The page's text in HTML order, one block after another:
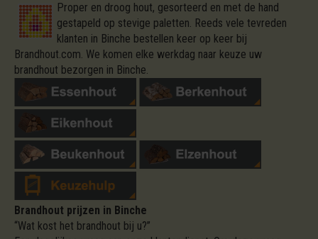
Proper en droog hout, gesorteerd en met de hand
gestapeld op stevige paletten. Reeds vele tevreden
klanten in Binche bestellen keer op keer bij
Brandhout.com. We komen elke werkdag naar keuze uw
brandhout bezorgen in Binche.
Brandhout prijzen in Binche
“Wat kost het brandhout bij u?”